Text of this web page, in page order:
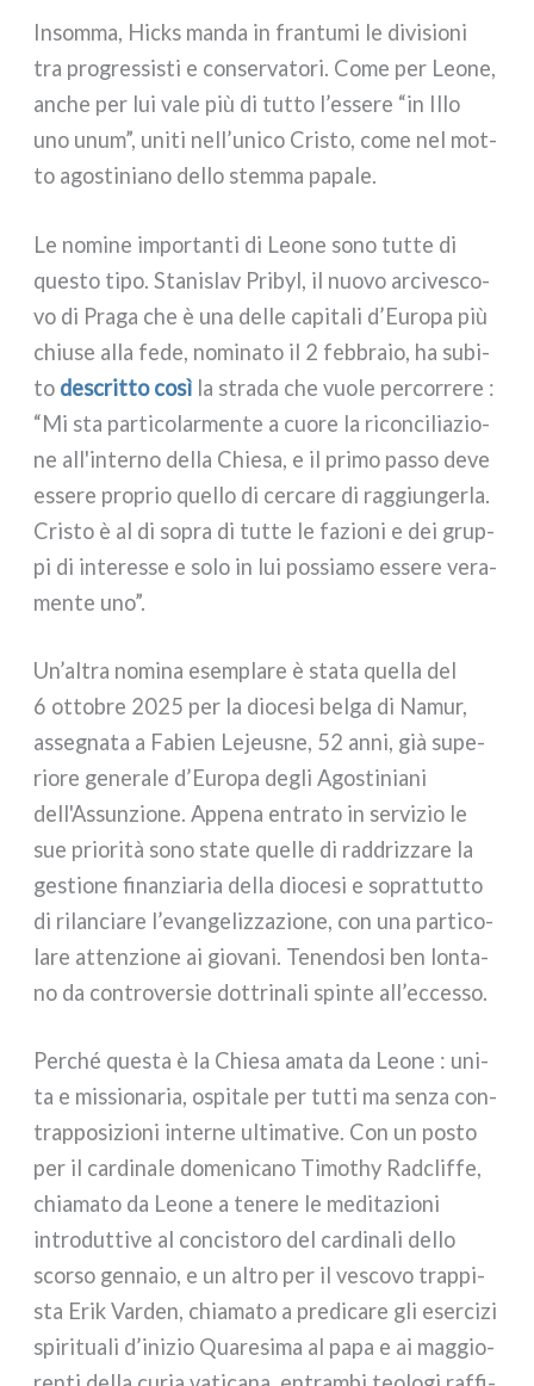
Insomma, Hicks man­da in fran­tu­mi le divi­sio­ni
tra pro­gres­si­sti e con­ser­va­to­ri. Come per Leone,
anche per lui vale più di tut­to l’essere “in Illo
uno unum”, uni­ti nell’unico Cristo, come nel mot­
to ago­sti­nia­no del­lo stem­ma papa­le.
Le nomi­ne impor­tan­ti di Leone sono tut­te di
que­sto tipo. Stanislav Pribyl, il nuo­vo arci­ve­sco­
vo di Praga che è una del­le capi­ta­li d’Europa più
chiu­se alla fede, nomi­na­to il 2 feb­bra­io, ha subi­
to descrit­to così la stra­da che vuo­le per­cor­re­re :
“Mi sta par­ti­co­lar­men­te a cuo­re la ricon­ci­lia­zio­
ne all'interno del­la Chiesa, e il pri­mo pas­so deve
esse­re pro­prio quel­lo di cer­ca­re di rag­giun­ger­la.
Cristo è al di sopra di tut­te le fazio­ni e dei grup­
pi di inte­res­se e solo in lui pos­sia­mo esse­re vera­
men­te uno”.
Un’altra nomi­na esem­pla­re è sta­ta quel­la del
6 otto­bre 2025 per la dio­ce­si bel­ga di Namur,
asse­gna­ta a Fabien Lejeusne, 52 anni, già supe­
rio­re gene­ra­le d’Europa degli Agostiniani
dell'Assunzione. Appena entra­to in ser­vi­zio le
sue prio­ri­tà sono sta­te quel­le di rad­driz­za­re la
gestio­ne finan­zia­ria del­la dio­ce­si e soprat­tut­to
di rilan­cia­re l’evangelizzazione, con una par­ti­co­
la­re atten­zio­ne ai gio­va­ni. Tenendosi ben lon­ta­
no da con­tro­ver­sie dot­tri­na­li spin­te all’eccesso.
Perché que­sta è la Chiesa ama­ta da Leone : uni­
ta e mis­sio­na­ria, ospi­ta­le per tut­ti ma sen­za con­
trap­po­si­zio­ni inter­ne ulti­ma­ti­ve. Con un posto
per il car­di­na­le dome­ni­ca­no Timothy Radcliffe,
chia­ma­to da Leone a tene­re le medi­ta­zio­ni
intro­dut­ti­ve al con­ci­sto­ro del car­di­na­li del­lo
scor­so gen­na­io, e un altro per il vesco­vo trap­pi­
sta Erik Varden, chia­ma­to a pre­di­ca­re gli eser­ci­zi
spi­ri­tua­li d’inizio Quaresima al papa e ai mag­gio­